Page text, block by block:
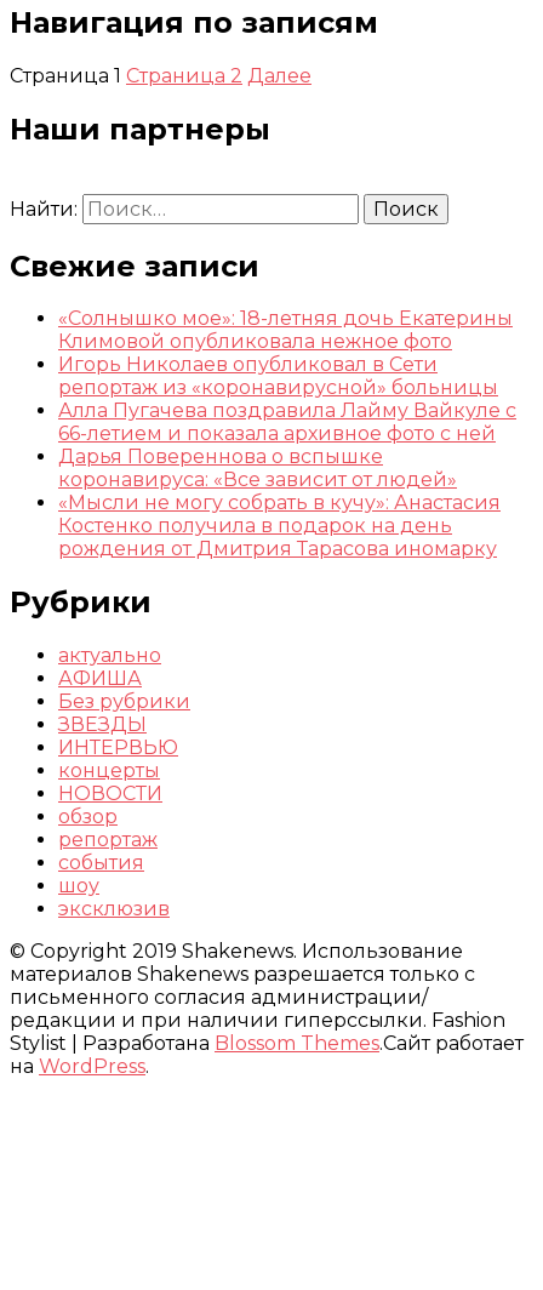
Навигация по записям
Страница 1 Страница 2 Далее
Наши партнеры
Найти:
Свежие записи
«Солнышко мое»: 18-летняя дочь Екатерины
Климовой опубликовала нежное фото
Игорь Николаев опубликовал в Сети
репортаж из «коронавирусной» больницы
Алла Пугачева поздравила Лайму Вайкуле с
66-летием и показала архивное фото с ней
Дарья Повереннова о вспышке
коронавируса: «Все зависит от людей»
«Мысли не могу собрать в кучу»: Анастасия
Костенко получила в подарок на день
рождения от Дмитрия Тарасова иномарку
Рубрики
актуально
АФИША
Без рубрики
ЗВЕЗДЫ
ИНТЕРВЬЮ
концерты
НОВОСТИ
обзор
репортаж
события
шоу
эксклюзив
© Copyright 2019 Shakenews. Использование
материалов Shakenews разрешается только с
письменного согласия администрации/
редакции и при наличии гиперссылки. Fashion
Stylist | Разработана Blossom Themes.Сайт работает
на WordPress.